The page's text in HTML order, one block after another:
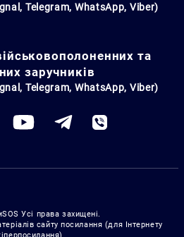
Telegram, WhatsApp, Viber)
та
заручників
Telegram, WhatsApp, Viber)
Усі права захищені.
сайту посилання (для Інтернету